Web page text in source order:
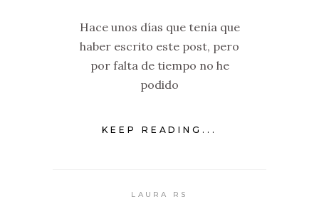
Hace unos días que tenía que
haber escrito este post, pero
por falta de tiempo no he
podido
KEEP READING...
LAURA RS